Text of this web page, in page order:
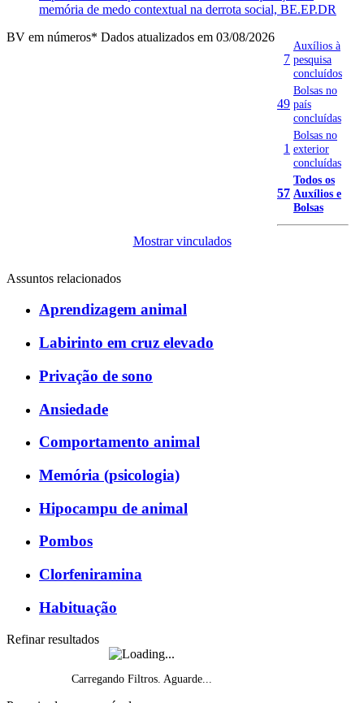
memória de medo contextual na derrota social, BE.EP.DR
BV em números* Dados atualizados em 03/08/2026
7
Auxílios à
pesquisa
concluídos
49
Bolsas no
país
concluídas
1
Bolsas no
exterior
concluídas
57
Todos os
Auxílios e
Bolsas
Mostrar vinculados
Assuntos relacionados
Aprendizagem animal
Labirinto em cruz elevado
Privação de sono
Ansiedade
Comportamento animal
Memória (psicologia)
Hipocampu de animal
Pombos
Clorfeniramina
Habituação
Refinar resultados
Carregando Filtros. Aguarde...